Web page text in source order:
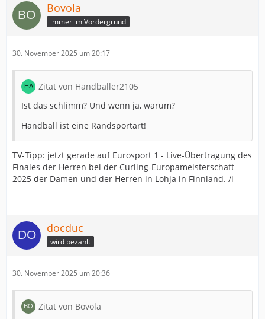
Bovola
immer im Vordergrund
30. November 2025 um 20:17
Zitat von Handballer2105
Ist das schlimm? Und wenn ja, warum?
Handball ist eine Randsportart!
TV-Tipp: jetzt gerade auf Eurosport 1 - Live-Übertragung des
Finales der Herren bei der Curling-Europameisterschaft
2025 der Damen und der Herren in Lohja in Finnland. /i
docduc
wird bezahlt
30. November 2025 um 20:36
Zitat von Bovola